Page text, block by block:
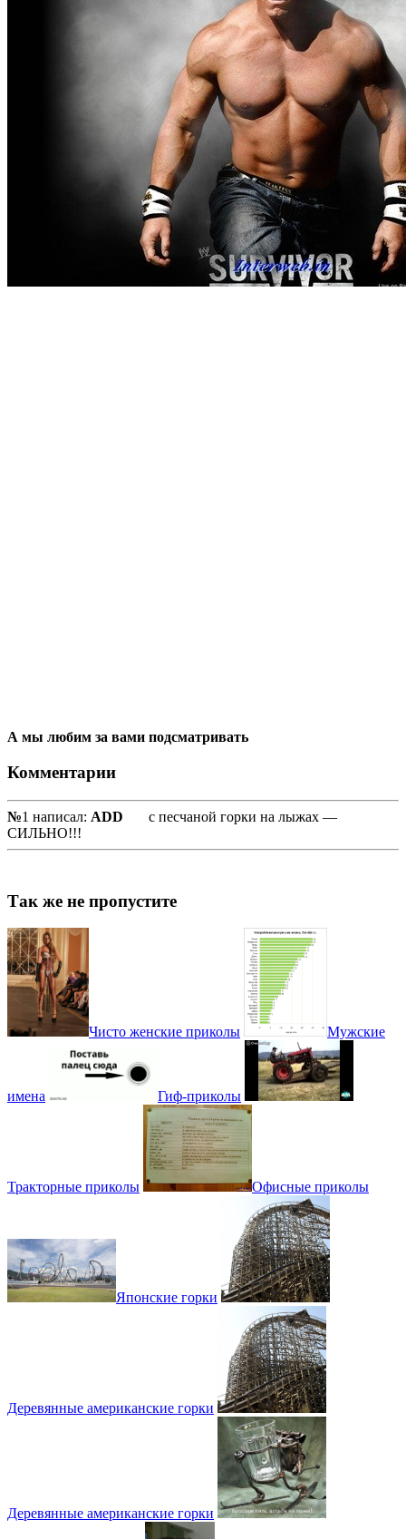
А мы любим за вами подсматривать
Комментарии
№1 написал: ADD
с песчаной горки на лыжах —
СИЛЬНО!!!
Так же не пропустите
Чисто женские приколы Мужские
имена Гиф-приколы
Тракторные приколы Офисные приколы
Японские горки
Деревянные американские горки
Деревянные американские горки